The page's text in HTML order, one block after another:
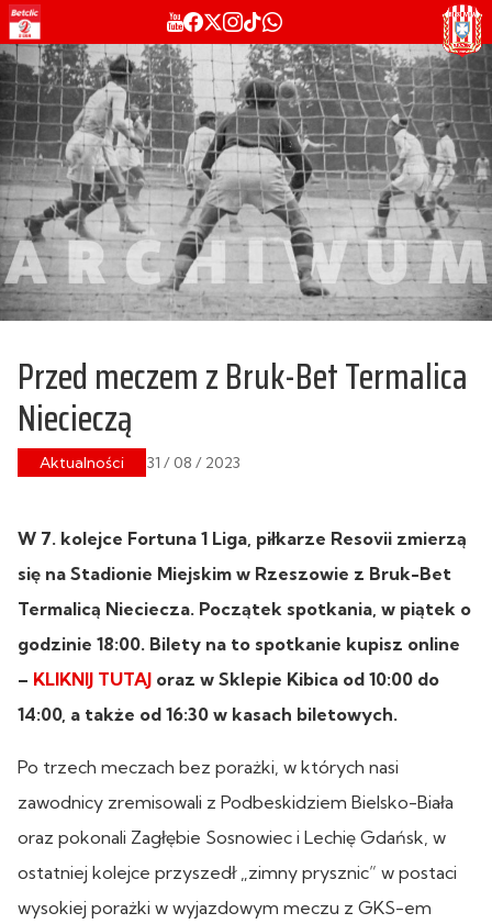
Przed meczem z Bruk-Bet Termalica
Niecieczą
Aktualności 31 / 08 / 2023
W 7. kolejce Fortuna 1 Liga, piłkarze Resovii zmierzą
się na Stadionie Miejskim w Rzeszowie z Bruk-Bet
Termalicą Nieciecza. Początek spotkania, w piątek o
godzinie 18:00. Bilety na to spotkanie kupisz online
– KLIKNIJ TUTAJ oraz w Sklepie Kibica od 10:00 do
14:00, a także od 16:30 w kasach biletowych.
Po trzech meczach bez porażki, w których nasi
zawodnicy zremisowali z Podbeskidziem Bielsko-Biała
oraz pokonali Zagłębie Sosnowiec i Lechię Gdańsk, w
ostatniej kolejce przyszedł „zimny prysznic” w postaci
wysokiej porażki w wyjazdowym meczu z GKS-em